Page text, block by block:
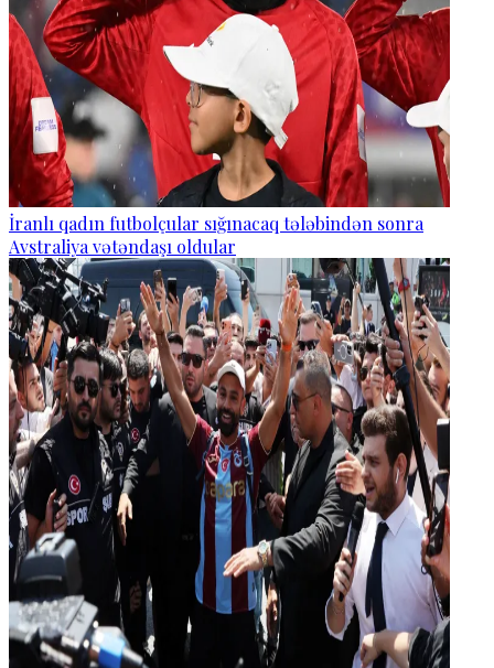
İranlı qadın futbolçular sığınacaq tələbindən sonra
Avstraliya vətəndaşı oldular